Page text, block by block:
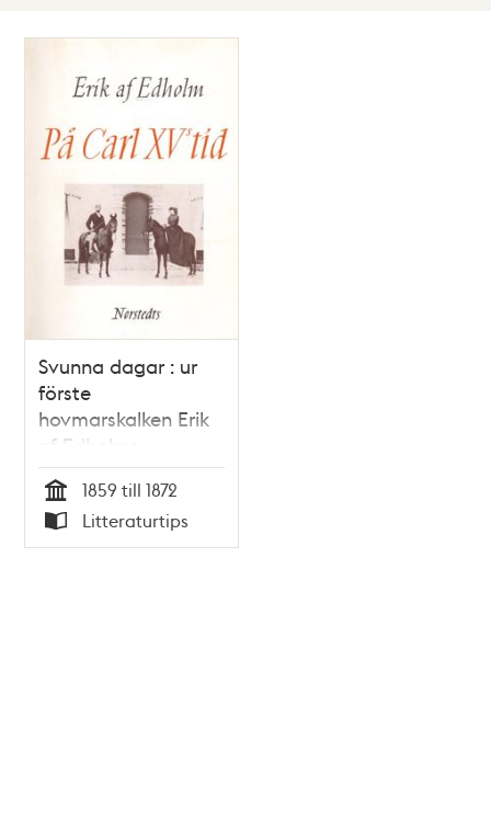
Svunna dagar : ur
förste
hovmarskalken Erik
af Edholms
dagböcker :
tidsbilder från 1800-
talet. På Carl XV:s
tid / utgivna av
Tid
1859 till 1872
Typ
Litteraturtips